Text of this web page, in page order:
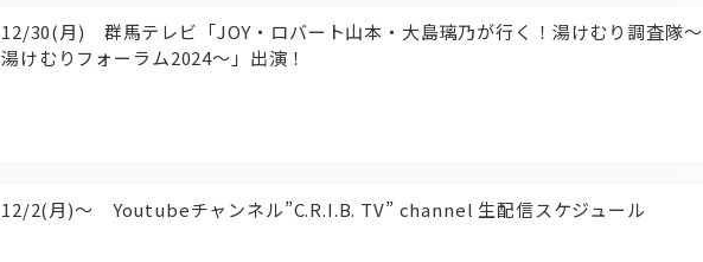
12/30(月) 群馬テレビ「JOY・ロバート山本・大島璃乃が行く！湯けむり調査隊～
湯けむりフォーラム2024～」出演！
12/2(月)～ Youtubeチャンネル”C.R.I.B. TV” channel 生配信スケジュール